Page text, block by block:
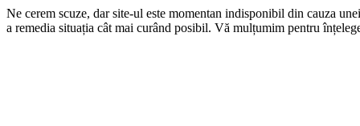
Ne cerem scuze, dar site-ul este momentan indisponibil din cauza
a remedia situația cât mai curând posibil. Vă mulțumim pentru